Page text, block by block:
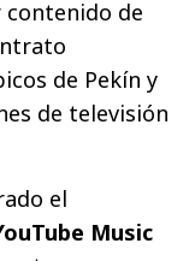
de
de Pekín y
de televisión
el
Music